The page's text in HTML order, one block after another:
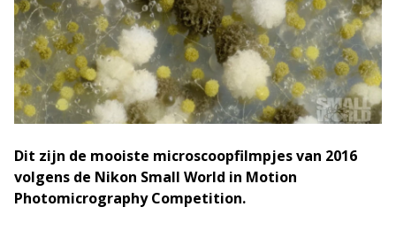
Dit zijn de mooiste microscoopfilmpjes van 2016
volgens de Nikon Small World in Motion
Photomicrography Competition.